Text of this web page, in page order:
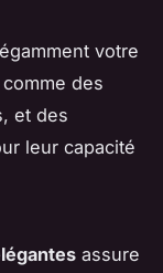
votre
des
et des
leur capacité
assure